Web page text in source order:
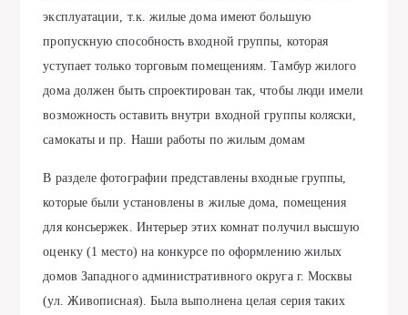
эксплуатации, т.к. жилые дома имеют большую
пропускную способность входной группы, которая
уступает только торговым помещениям. Тамбур жилого
дома должен быть спроектирован так, чтобы люди имели
возможность оставить внутри входной группы коляски,
самокаты и пр. Наши работы по жилым домам
В разделе фотографии представлены входные группы,
которые были установлены в жилые дома, помещения
для консьержек. Интерьер этих комнат получил высшую
оценку (1 место) на конкурсе по оформлению жилых
домов Западного административного округа г. Москвы
(ул. Живописная). Была выполнена целая серия таких